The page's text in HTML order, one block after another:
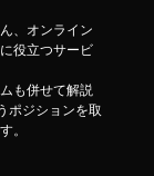
、オンライン
役立つサービ
も併せて解説
ポジションを取
。